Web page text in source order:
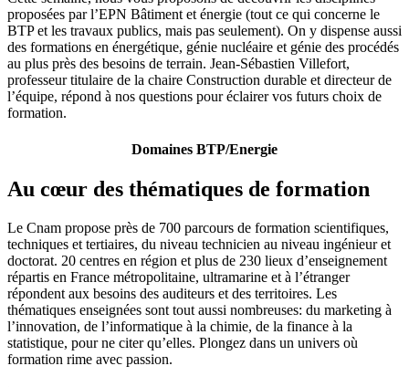
proposées par l’EPN Bâtiment et énergie (tout ce qui concerne le
BTP et les travaux publics, mais pas seulement). On y dispense aussi
des formations en énergétique, génie nucléaire et génie des procédés
au plus près des besoins de terrain. Jean-Sébastien Villefort,
professeur titulaire de la chaire Construction durable et directeur de
l’équipe, répond à nos questions pour éclairer vos futurs choix de
formation.
Domaines BTP/Energie
Au cœur des thématiques de formation
Le Cnam propose près de 700 parcours de formation scientifiques,
techniques et tertiaires, du niveau technicien au niveau ingénieur et
doctorat. 20 centres en région et plus de 230 lieux d’enseignement
répartis en France métropolitaine, ultramarine et à l’étranger
répondent aux besoins des auditeurs et des territoires. Les
thématiques enseignées sont tout aussi nombreuses: du marketing à
l’innovation, de l’informatique à la chimie, de la finance à la
statistique, pour ne citer qu’elles. Plongez dans un univers où
formation rime avec passion.